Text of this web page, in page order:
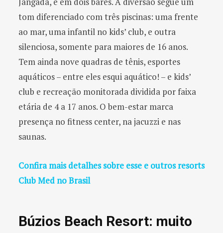
tom diferenciado com três piscinas: uma frente
ao mar, uma infantil no kids’ club, e outra
silenciosa, somente para maiores de 16 anos.
Tem ainda nove quadras de tênis, esportes
aquáticos – entre eles esqui aquático! – e kids’
club e recreação monitorada dividida por faixa
etária de 4 a 17 anos. O bem-estar marca
presença no fitness center, na jacuzzi e nas
saunas.
Confira mais detalhes sobre esse e outros resorts
Club Med no Brasil
Búzios Beach Resort: muito